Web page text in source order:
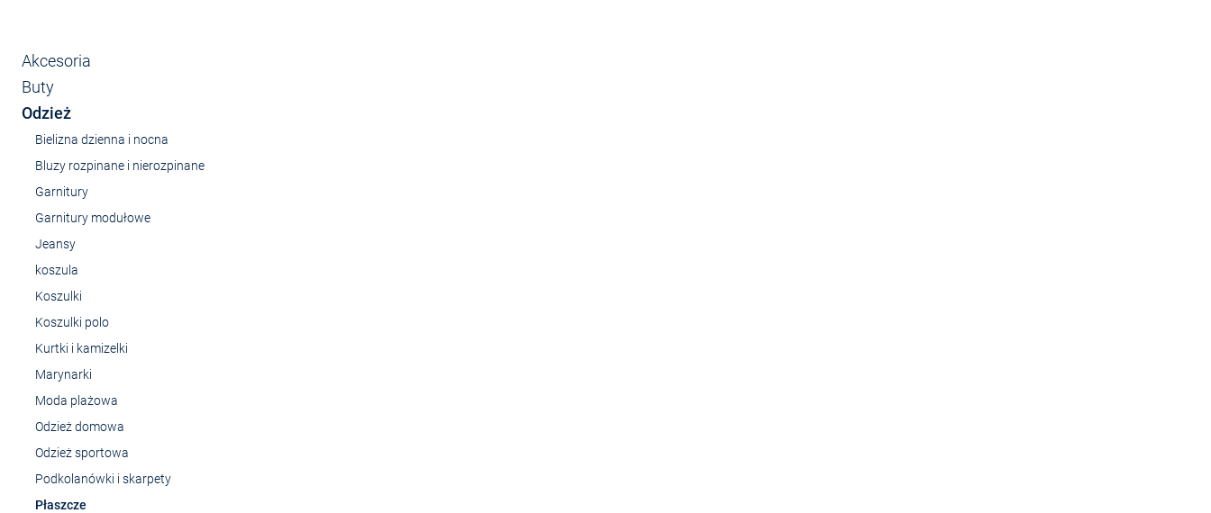
Akcesoria
Buty
Odzież
Bielizna dzienna i nocna
Bluzy rozpinane i nierozpinane
Garnitury
Garnitury modułowe
Jeansy
koszula
Koszulki
Koszulki polo
Kurtki i kamizelki
Marynarki
Moda plażowa
Odzież domowa
Odzież sportowa
Podkolanówki i skarpety
Płaszcze